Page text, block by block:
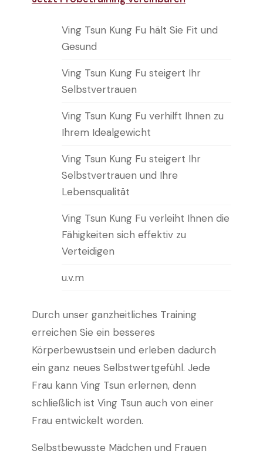
Ving Tsun Kung Fu hält Sie Fit und
Gesund
Ving Tsun Kung Fu steigert Ihr
Selbstvertrauen
Ving Tsun Kung Fu verhilft Ihnen zu
Ihrem Idealgewicht
Ving Tsun Kung Fu steigert Ihr
Selbstvertrauen und Ihre
Lebensqualität
Ving Tsun Kung Fu verleiht Ihnen die
Fähigkeiten sich effektiv zu
Verteidigen
u.v.m
Durch unser ganzheitliches Training
erreichen Sie ein besseres
Körperbewustsein und erleben dadurch
ein ganz neues Selbstwertgefühl. Jede
Frau kann Ving Tsun erlernen, denn
schließlich ist Ving Tsun auch von einer
Frau entwickelt worden.
Selbstbewusste Mädchen und Frauen